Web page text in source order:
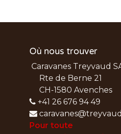
Où nous trouver
Caravanes Treyvaud
Rte de Berne 21
CH-1580 Avenches
+41 26 676 94 49
Pour toute